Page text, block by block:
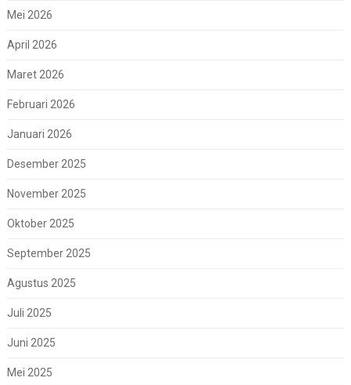
Mei 2026
April 2026
Maret 2026
Februari 2026
Januari 2026
Desember 2025
November 2025
Oktober 2025
September 2025
Agustus 2025
Juli 2025
Juni 2025
Mei 2025